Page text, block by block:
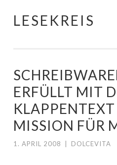
Springe
LESEKREIS
ERFÜLLT MIT
KLAPPENTEXT
MISSION FÜR
1. APRIL 2008 DOLCEVITA